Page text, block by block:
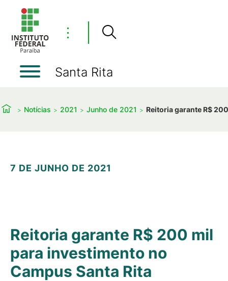
⋮
Santa Rita
Notícias 2021 Junho de 2021 Reitoria garante R$
7 DE JUNHO DE 2021
Reitoria garante R$ 200 mil
para investimento no
Campus Santa Rita